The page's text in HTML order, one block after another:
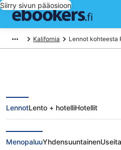
Siirry sivun pääosioon
Kalifornia Lennot kohteesta
Lennot
Cucamonga
LennotLento + hotelliHotellit
MenopaluuYhdensuuntainen